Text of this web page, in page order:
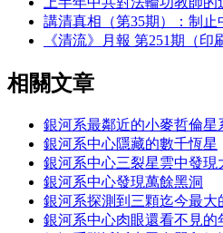
講清真相（第35期）：制止
《清流》月報 第251期（印
相關文章
銀河系最鄰近的小麥哲倫星
銀河系中心隱藏的數千恆星
銀河系中心三裂星雲中發現
銀河系中心發現萬餘黑洞
銀河系探測到三顆迄今最大
銀河系中心肉眼還看不見的